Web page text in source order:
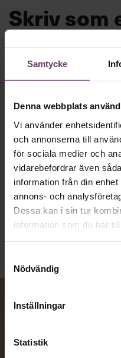
Samtycke
Denna webbplats
Vi använder
och annonserna till
för sociala medier och
vidarebefordrar även
information från din
annons- och
Dessa kan i sin tur
information som du har
Nödvändig
Inställningar
Statistik
Skriv som
app
MVH VD
artighetsfraser,
vägen för den som
toppcheferna?
Kommunikation
Text:Fredrik Kullberg
Publicerad2026-08-07